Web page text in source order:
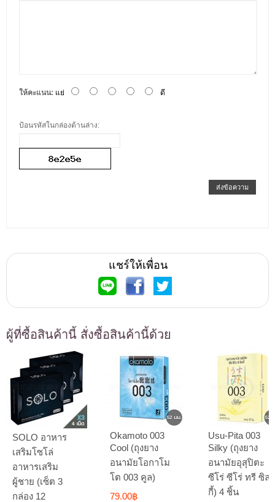
ให้คะแนน: แย่ ดี
ป้อนรหัสในกล่องด้านล่าง:
ส่งข้อความ
แชร์ให้เพื่อน
ผู้ที่ซื้อสินค้านี้ สั่งซื้อสินค้านี้ด้วย
SOLO อาหาร
เสริมโซโล่
อาหารเสริม
ผู้ชาย (เซ็ต 3
กล่อง 12
Okamoto 003
Cool (ถุงยาง
อนามัยโอกาโม
โต 003 คูล)
79.00฿
Usu-Pita 003
Silky (ถุงยาง
อนามัยอุสุปิตะ
ซีโร่ ซีโร่ ทรี ซิล
กี้) 4 ชิ้น